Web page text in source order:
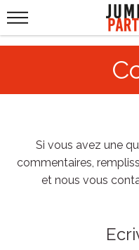
Si vous avez une
commentaires,
et nous vous